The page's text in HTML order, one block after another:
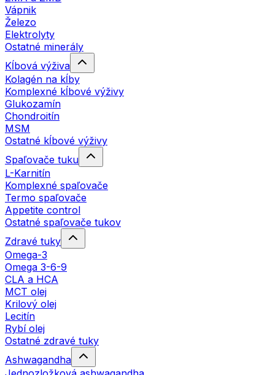
Vápnik
Železo
Elektrolyty
Ostatné minerály
Kĺbová výživa
Kolagén na kĺby
Komplexné kĺbové výživy
Glukozamín
Chondroitín
MSM
Ostatné kĺbové výživy
Spaľovače tuku
L-Karnitín
Komplexné spaľovače
Termo spaľovače
Appetite control
Ostatné spaľovače tukov
Zdravé tuky
Omega-3
Omega 3-6-9
CLA a HCA
MCT olej
Krilový olej
Lecitín
Rybí olej
Ostatné zdravé tuky
Ashwagandha